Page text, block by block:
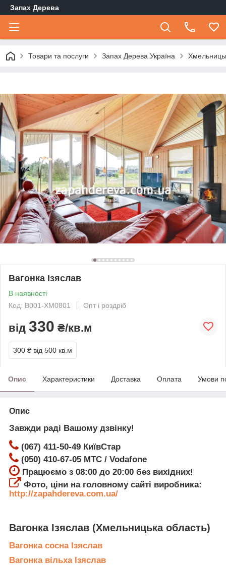
Запах Дерева
Товари та послуги Запах Дерева Україна
Вагонка Ізяслав
В наявності
Код: В001-ХМ0801
Опт і роздріб
від 330 ₴/кв.м
300 ₴ від 500 кв.м
Опис Характеристики Доставка Оплата Умови
Опис
Завжди раді Вашому дзвінку!
(067) 411-50-49 КиївСтар
(050) 410-67-05 МТС / Vodafone
Працюємо з 08:00 до 20:00 без вихідних!
Фото, ціни на головному сайті виробника:
http://zapahdereva.com.ua/
Вагонка Ізяслав (Хмельницька область)
Вагонка сосна Ізяслав
Вагонка вільха Ізяслав